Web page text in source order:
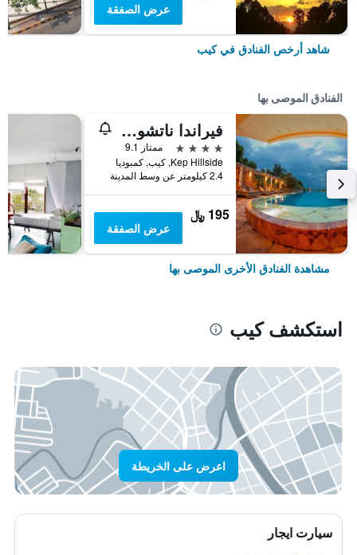
عرض الصفقة
شاهد أرخص الفنادق في كيب
الفنادق الموصى بها
فيراندا ناتشورال ريزورت
4 نجوم
ممتاز 9.1
Kep Hillside, كيب, كمبوديا
2.4 كيلومتر عن وسط المدينة
195 ﷼
عرض الصفقة
مشاهدة الفنادق الأخرى الموصى بها
استكشف كيب
اعرض على الخريطة
سيارت ايجار